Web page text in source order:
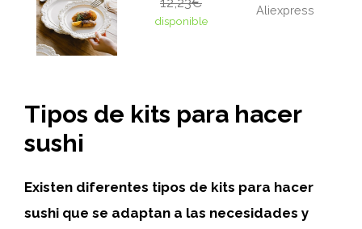
disponible
Aliexpress
Tipos de kits para hacer
sushi
Existen diferentes tipos de kits para hacer
sushi que se adaptan a las necesidades y